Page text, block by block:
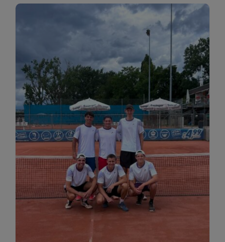
Restaurant
Über uns
Info
Platz buchen